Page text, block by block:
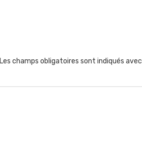
Les champs obligatoires sont indiqués avec